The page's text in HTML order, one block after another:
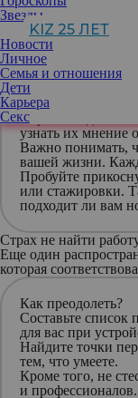
Звезды
KIZ 25 ЛЕТ
Новости
Личное
Семья и отношения
Дети
Карьера
Секс
неправильный выбор.
шаг.
Как преодолеть?
Чтобы ослабить
рынок
устроиться.
Хорошая идея —
узнать их мнение
Важно понимать,
вашей жизни.
Пробуйте
или стажировки.
подходит ли вам
Страх не найти
Еще один
которая
Как преодолеть?
Составьте список
для вас при
Найдите точки
тем, что умеете.
Кроме того, не
и